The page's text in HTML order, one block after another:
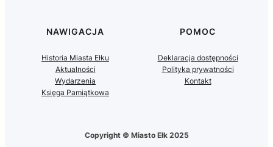
NAWIGACJA
Historia Miasta Ełku
Aktualności
Wydarzenia
Księga Pamiątkowa
POMOC
Deklaracja dostępności
Polityka prywatności
Kontakt
Copyright © Miasto Ełk 2025